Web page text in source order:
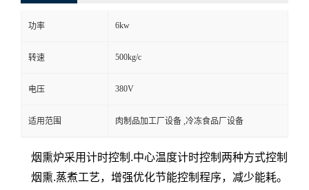
功率 6kw
转速 500kg/c
电压 380V
适用范围 肉制品加工厂设备 ,冷冻食品厂设备
烟熏炉采用计时控制.中心温度计时控制两种方式控制
烟熏.蒸煮工艺，增强优化节能控制程序，减少能耗。